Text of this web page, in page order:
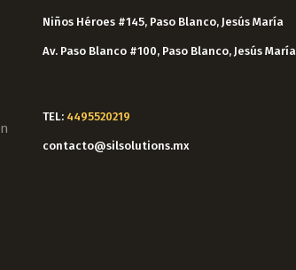
Niños Héroes #145, Paso Blanco, Jesús María
Av. Paso Blanco #100, Paso Blanco, Jesús María
TEL: 4495520219
contacto@silsolutions.mx